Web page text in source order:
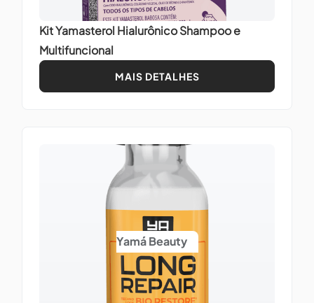
Kit Yamasterol Hialurônico Shampoo e
Multifuncional
MAIS DETALHES
Yamá Beauty